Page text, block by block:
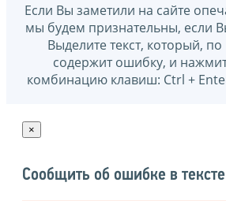
Если Вы заметили на сайте
мы будем признательны, если
Выделите текст, который,
содержит ошибку, и
комбинацию клавиш: Ctrl +
×
Сообщить об ошибке в тексте